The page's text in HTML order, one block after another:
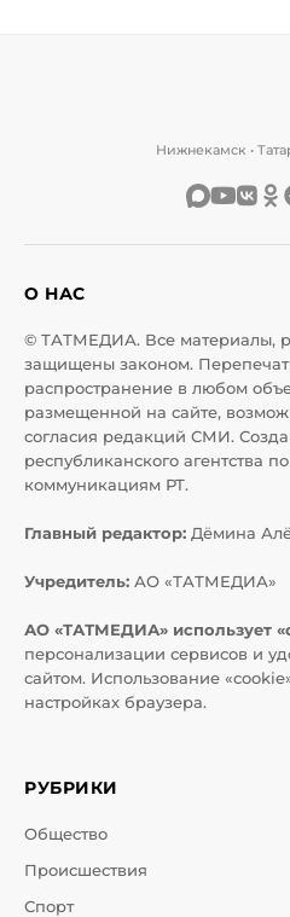
Нижнекамск •
О НАС
© ТАТМЕДИА. Все материалы,
защищены законом.
распространение в любом
размещенной на сайте,
согласия редакций СМИ.
республиканского агентства
коммуникациям РТ.
Главный редактор: Дёмина
Учредитель: АО «ТАТМЕДИА»
АО «ТАТМЕДИА» использует
персонализации сервисов и
сайтом. Использование
настройках браузера.
РУБРИКИ
Общество
Происшествия
Спорт